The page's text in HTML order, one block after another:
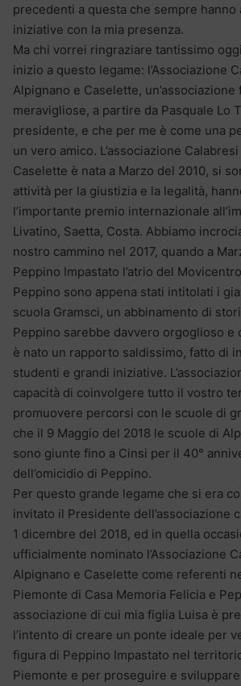
precedenti a questa che sempre hanno
iniziative con la mia presenza.
Ma chi vorrei ringraziare tantissimo
inizio a questo legame: l’Associazione
Alpignano e Caselette,
meravigliose, a partire da Pasquale Lo
presidente, e che per me è come una
un vero amico. L’associazione
Caselette è nata a Marzo del 2010, si
attività per la giustizia e la legalità,
l’importante premio internazionale
Livatino, Saetta, Costa. Abbiamo
nostro cammino nel 2017, quando a
Peppino Impastato l’atrio del
Peppino sono appena stati intitolati i
scuola Gramsci, un abbinamento di
Peppino sarebbe davvero orgoglioso e
è nato un rapporto saldissimo, fatto di
studenti e grandi iniziative.
capacità di coinvolgere tutto il vostro
promuovere percorsi con le scuole di
che il 9 Maggio del 2018 le scuole di
sono giunte fino a Cinsi per il 40°
dell’omicidio di Peppino.
Per questo grande legame che si era
invitato il Presidente dell’associazione
1 dicembre del 2018, ed in quella
ufficialmente nominato l’Associazione
Alpignano e Caselette come referenti
Piemonte di Casa Memoria Felicia e
associazione di cui mia figlia Luisa è
l’intento di creare un ponte ideale per
figura di Peppino Impastato nel
Piemonte e per proseguire e